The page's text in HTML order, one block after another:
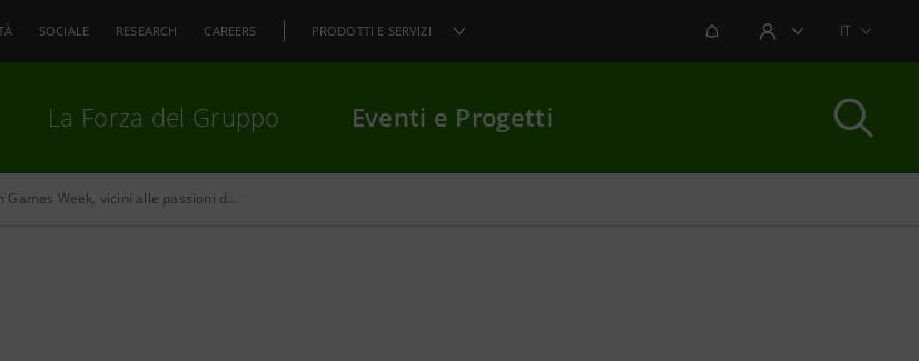
SOCIALE RESEARCH CAREERS PRODOTTI E SERVIZI NOTIFICHEAREA UTENTEIT
La Forza del Gruppo Eventi e Progetti
Alla Milan Games Week, vicini alle passioni dei giovani